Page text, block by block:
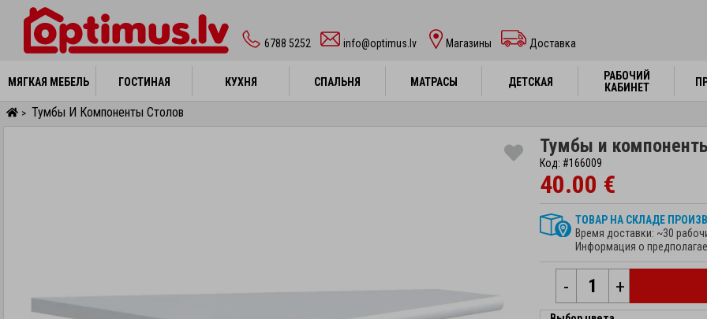
6788 5252 info@optimus.lv Mагазины Доставка
МЯГКАЯ МЕБЕЛЬ ГОСТИНАЯ КУХНЯ СПАЛЬНЯ МАТРАСЫ ДЕТСКАЯ
РАБОЧИЙ
КАБИНЕТ
МЯГКАЯ МЕБЕЛЬ ГОСТИНАЯ КУХНЯ СПАЛЬНЯ МАТРАСЫ ДЕТСКАЯ
РАБОЧИЙ
КАБИНЕТ
> Тумбы И Компоненты Столов
Тумбы и
Код: #166009
40.00 €
ТОВАР НА СКЛАДЕ
Время доставки: ~30
Информация о
- +